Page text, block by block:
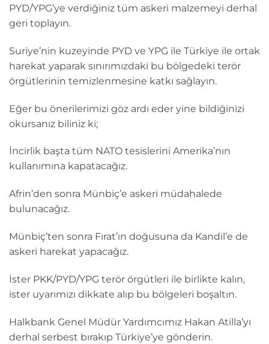
PYD/YPG’ye verdiğiniz tüm askeri malzemeyi derhal
geri toplayın.
Suriye’nin kuzeyinde PYD ve YPG ile Türkiye ile ortak
harekat yaparak sınırımızdaki bu bölgedeki terör
örgütlerinin temizlenmesine katkı sağlayın.
Eğer bu önerilerimizi göz ardı eder yine bildiğinizi
okursanız biliniz ki;
İncirlik başta tüm NATO tesislerini Amerika’nın
kullanımına kapatacağız.
Afrin’den sonra Münbiç’e askeri müdahalede
bulunacağız.
Münbiç’ten sonra Fırat’ın doğusuna da Kandil’e de
askeri harekat yapacağız.
İster PKK/PYD/YPG terör örgütleri ile birlikte kalın,
ister uyarımızı dikkate alıp bu bölgeleri boşaltın.
Halkbank Genel Müdür Yardımcımız Hakan Atilla’yı
derhal serbest bırakıp Türkiye’ye gönderin.